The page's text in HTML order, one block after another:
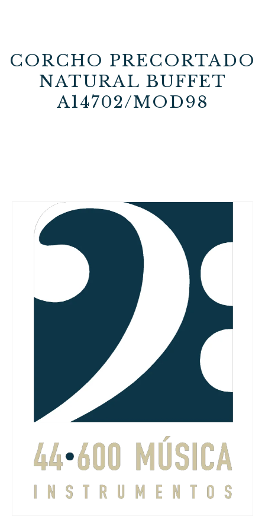
CORCHO PRECORTADO
NATURAL BUFFET
A14702/MOD98